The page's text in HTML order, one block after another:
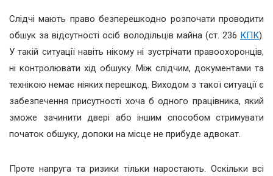
Слідчі мають право безперешкодно розпочати проводити
обшук за відсутності осіб володільців майна (ст. 236 КПК).
У такій ситуації навіть нікому ні зустрічати правоохоронців,
ні контролювати хід обшуку. Між слідчим, документами та
технікою немає ніяких перешкод. Виходом з такої ситуації є
забезпечення присутності хоча б одного працівника, який
зможе зачинити двері або іншим способом стримувати
початок обшуку, допоки на місце не прибуде адвокат.
Проте напруга та ризики тільки наростають. Оскільки всі